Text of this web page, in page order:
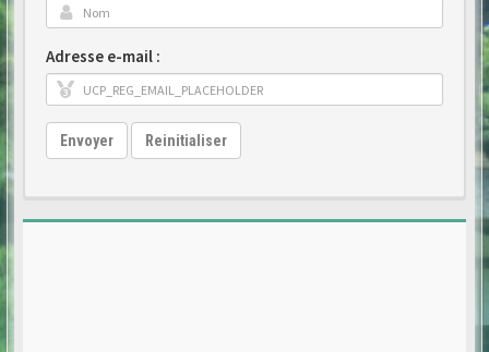
Adresse e-mail :
Envoyer Reinitialiser